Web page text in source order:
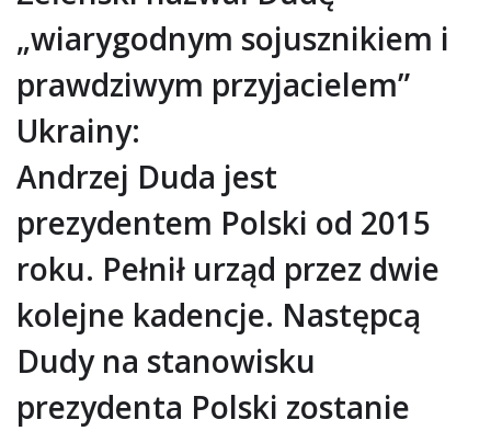
„wiarygodnym sojusznikiem i
prawdziwym przyjacielem”
Ukrainy:
Andrzej Duda jest
prezydentem Polski od 2015
roku. Pełnił urząd przez dwie
kolejne kadencje. Następcą
Dudy na stanowisku
prezydenta Polski zostanie